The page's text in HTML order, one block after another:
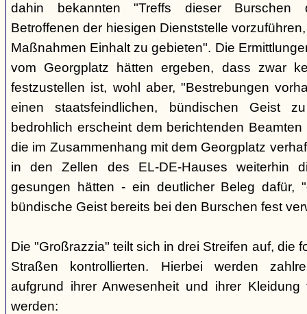
dahin bekannten "Treffs dieser Burschen
Betroffenen der hiesigen Dienststelle
Maßnahmen Einhalt zu gebieten". Die
vom Georgplatz hätten ergeben, dass zwar
festzustellen ist, wohl aber, "Bestrebungen
einen staatsfeindlichen, bündischen Geist
bedrohlich erscheint dem berichtenden
die im Zusammenhang mit dem Georgplatz
in den Zellen des EL-DE-Hauses weiterhin
gesungen hätten - ein deutlicher Beleg dafür,
bündische Geist bereits bei den Burschen fest
Die "Großrazzia" teilt sich in drei Streifen auf, die
Straßen kontrollierten. Hierbei werden
aufgrund ihrer Anwesenheit und ihrer Kleidung
werden: